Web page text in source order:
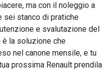
ma con il noleggio a
sei stanco di pratiche
e svalutazione del
la soluzione che
nel canone mensile, e tu
prossima Renault prendila